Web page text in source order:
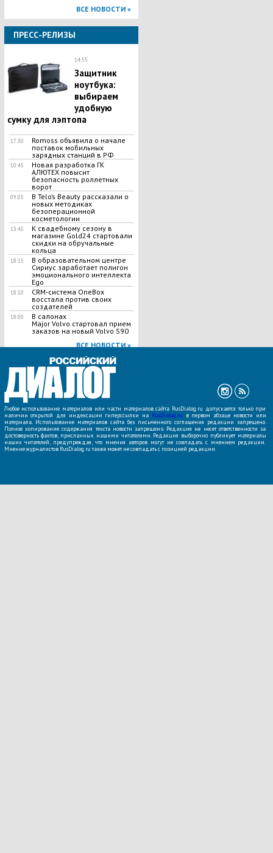
ВСЕ НОВОСТИ »
ПРЕСС-РЕЛИЗЫ
14:55
Защитник
ноутбука:
выбираем
удобную
сумку для лэптопа
17:30
Romoss объявила о начале
поставок мобильных
зарядных станций в РФ
10:45
Новая разработка ГК
АЛЮТЕХ повысит
безопасность роллетных
ворот
09:05
В Telo’s Beauty рассказали о
новых методиках
безоперационной
косметологии
13:45
К свадебному сезону в
магазине Gold24 стартовали
скидки на обручальные
кольца
18:15
В образовательном центре
Сириус заработает полигон
эмоционального интеллекта
Ego
18:10
CRM-система OneBox
восстала против своих
создателей
18:00
В салонах
Major Volvo стартовал прием
заказов на новый Volvo S90
ВСЕ НОВОСТИ »
Любое использование материалов или части материалов сайта RusDialog.ru допускается только при
наличии открытой для индексации гиперссылки на RusDialog.ru в первом абзаце новости или
материала. Использование материалов сайта без письменного соглашения редакции запрещено.
Полное копирование содержания текста новости запрещено. Редакция не несет ответственности за
достоверность фактов, присланных нашими читателями. Редакция выборочно публикует материалы
наших читателей, предупреждая, что мнения авторов могут не совпадать с мнением редакции.
Мнение журналистов RusDialog.ru также может не совпадать с позицией редакции.